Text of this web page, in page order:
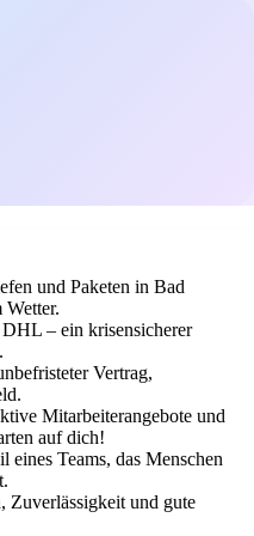
und Paketen in Bad
Wetter.
– ein krisensicherer
Vertrag,
Mitarbeiterangebote und
auf dich!
eines Teams, das Menschen
Zuverlässigkeit und gute